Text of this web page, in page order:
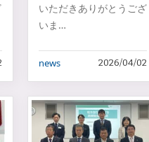
いただきありがとうござ
いま
news 2026/04/02